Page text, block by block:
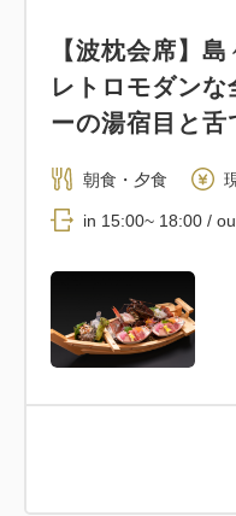
【波枕会席】
レトロモダン
ーの湯宿目と
朝食・夕食
in 15:00~ 18:00 /